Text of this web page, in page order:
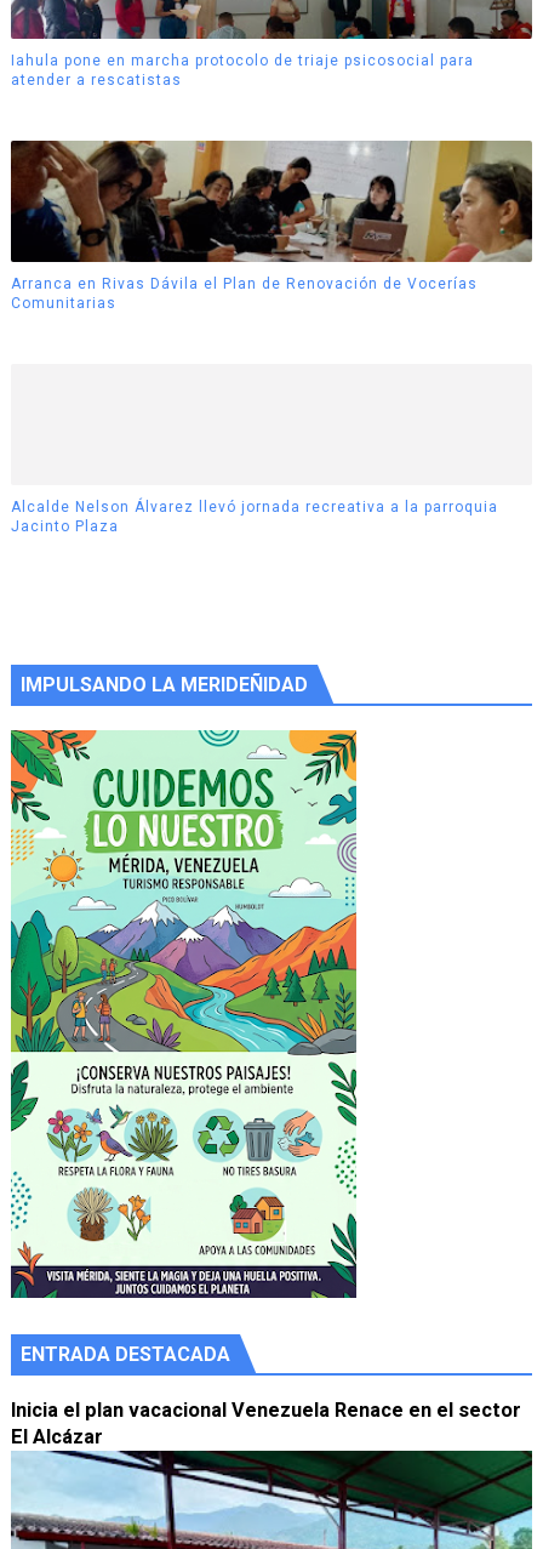
Iahula pone en marcha protocolo de triaje psicosocial para
atender a rescatistas
Arranca en Rivas Dávila el Plan de Renovación de Vocerías
Comunitarias
Alcalde Nelson Álvarez llevó jornada recreativa a la parroquia
Jacinto Plaza
IMPULSANDO LA MERIDEÑIDAD
ENTRADA DESTACADA
Inicia el plan vacacional Venezuela Renace en el sector
El Alcázar